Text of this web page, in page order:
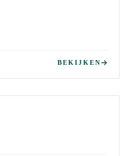
BEKIJKEN